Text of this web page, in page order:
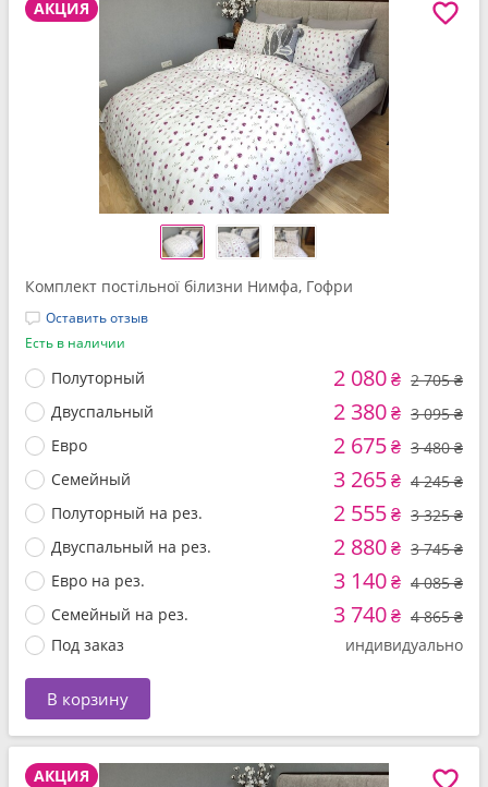
АКЦИЯ
Комплект постільної білизни Нимфа, Гофри
Оставить отзыв
Есть в наличии
Полуторный 2 080₴ 2 705 ₴
Двуспальный
2 380₴ 3 095 ₴
Евро
2 675₴ 3 480 ₴
Семейный
3 265₴ 4 245 ₴
Полуторный на рез.
2 555₴ 3 325 ₴
Двуспальный на рез.
2 880₴ 3 745 ₴
Евро на рез.
3 140₴ 4 085 ₴
Семейный на рез.
3 740₴ 4 865 ₴
Под заказ
индивидуально
В корзину
АКЦИЯ